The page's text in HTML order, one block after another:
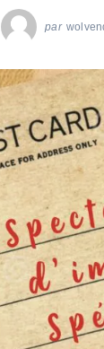
par